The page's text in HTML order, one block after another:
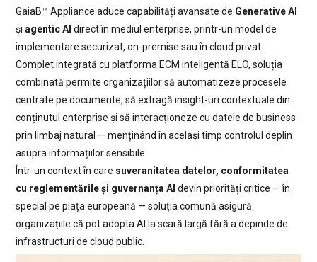
GaiaB™ Appliance aduce capabilități avansate de Generative AI
și agentic AI direct în mediul enterprise, printr-un model de
implementare securizat, on-premise sau în cloud privat.
Complet integrată cu platforma ECM inteligentă ELO, soluția
combinată permite organizațiilor să automatizeze procesele
centrate pe documente, să extragă insight-uri contextuale din
conținutul enterprise și să interacționeze cu datele de business
prin limbaj natural — menținând în același timp controlul deplin
asupra informațiilor sensibile.
Într-un context în care suveranitatea datelor, conformitatea
cu reglementările și guvernanța AI devin priorități critice — în
special pe piața europeană — soluția comună asigură
organizațiile că pot adopta AI la scară largă fără a depinde de
infrastructuri de cloud public.